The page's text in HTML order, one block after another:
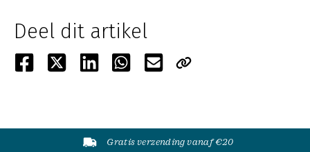
Deel dit artikel
Gratis verzending vanaf €20